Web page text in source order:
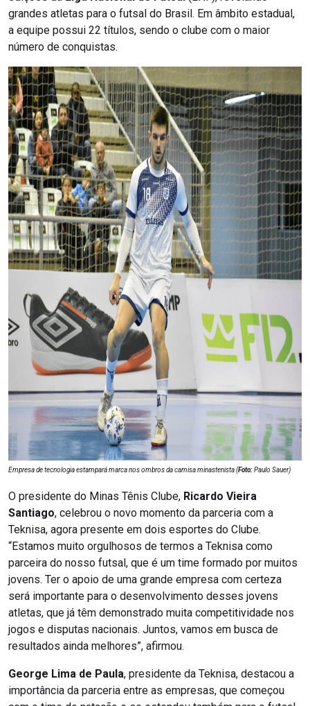
grandes atletas para o futsal do Brasil. Em âmbito estadual,
a equipe possui 22 títulos, sendo o clube com o maior
número de conquistas.
Empresa de tecnologia estampará marca nos ombros da camisa minastenista (Foto:Paulo Sauer)
O presidente do Minas Tênis Clube, Ricardo Vieira
Santiago, celebrou o novo momento da parceria com a
Teknisa, agora presente em dois esportes do Clube.
“Estamos muito orgulhosos de termos a Teknisa como
parceira do nosso futsal, que é um time formado por muitos
jovens. Ter o apoio de uma grande empresa com certeza
será importante para o desenvolvimento desses jovens
atletas, que já têm demonstrado muita competitividade nos
jogos e disputas nacionais. Juntos, vamos em busca de
resultados ainda melhores”, afirmou.
George Lima de Paula, presidente da Teknisa, destacou a
importância da parceria entre as empresas, que começou